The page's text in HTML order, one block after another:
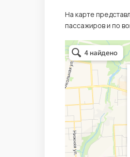
На карте
пассажиров и по